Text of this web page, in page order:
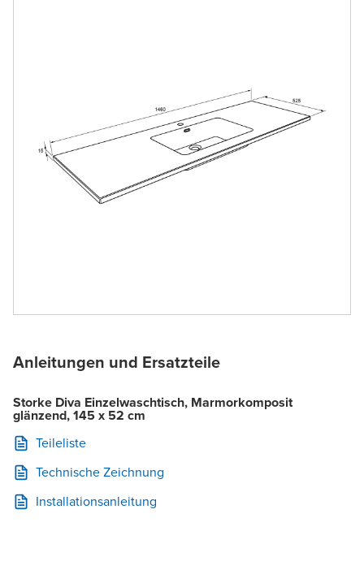
Anleitungen und Ersatzteile
Storke Diva Einzelwaschtisch, Marmorkomposit
glänzend, 145 x 52 cm
Teileliste
Technische Zeichnung
Installationsanleitung